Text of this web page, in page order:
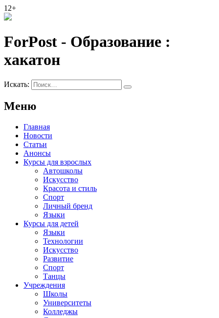
12+
ForPost - Образование :
хакатон
Искать:
Меню
Главная
Новости
Статьи
Анонсы
Курсы для взрослых
Автошколы
Искусство
Красота и стиль
Спорт
Личный бренд
Языки
Курсы для детей
Языки
Технологии
Искусство
Развитие
Спорт
Танцы
Учреждения
Школы
Университеты
Колледжы